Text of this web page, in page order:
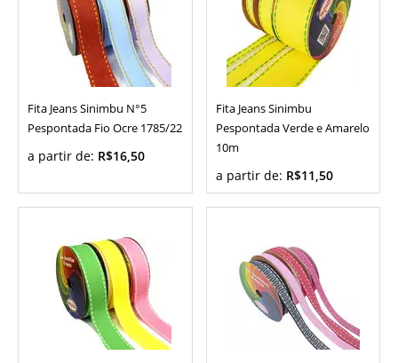
Fita Jeans Sinimbu N°5
Pespontada Fio Ocre 1785/22
a partir de: R$16,50
Fita Jeans Sinimbu
Pespontada Verde e Amarelo
10m
a partir de: R$11,50